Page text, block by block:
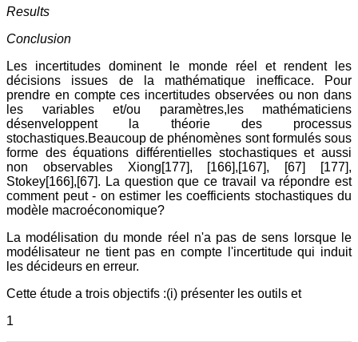
Results
Conclusion
Les incertitudes dominent le monde réel et rendent les
décisions issues de la mathématique inefficace. Pour
prendre en compte ces incertitudes observées ou non dans
les variables et/ou paramètres,les mathématiciens
désenveloppent la théorie des processus
stochastiques.Beaucoup de phénomènes sont formulés sous
forme des équations différentielles stochastiques et aussi
non observables Xiong[177], [166],[167], [67] [177],
Stokey[166],[67]. La question que ce travail va répondre est
comment peut - on estimer les coefficients stochastiques du
modèle macroéconomique?
La modélisation du monde réel n'a pas de sens lorsque le
modélisateur ne tient pas en compte l'incertitude qui induit
les décideurs en erreur.
Cette étude a trois objectifs :(i) présenter les outils et
1